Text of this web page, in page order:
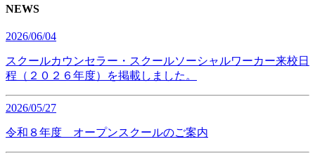
NEWS
2026/06/04
スクールカウンセラー・スクールソーシャルワーカー来校日
程（２０２６年度）を掲載しました。
2026/05/27
令和８年度 オープンスクールのご案内